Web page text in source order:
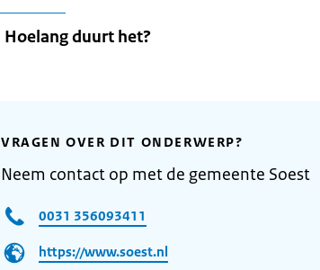
Hoelang duurt het?
VRAGEN OVER DIT ONDERWERP?
Neem contact op met de gemeente Soest
0031 356093411
https://www.soest.nl